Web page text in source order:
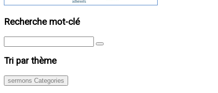
Recherche mot-clé
Tri par thème
sermons Categories